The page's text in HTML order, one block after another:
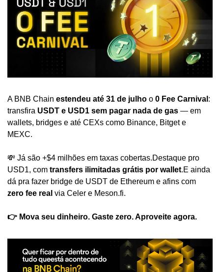
A BNB Chain estendeu até 31 de julho o 0 Fee Carnival :
transfira USDT e USD1 sem pagar nada de gas — em
wallets, bridges e até CEXs como Binance, Bitget e
MEXC.
💸 Já são +$4 milhões em taxas cobertas.Destaque pro
USD1, com transfers ilimitadas grátis por wallet.E ainda
zero fee real via Celer e Meson.fi.
👉 Mova seu dinheiro. Gaste zero. Aproveite agora.